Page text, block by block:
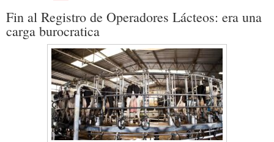
Fin al Registro de Operadores Lácteos: era una
carga burocratica